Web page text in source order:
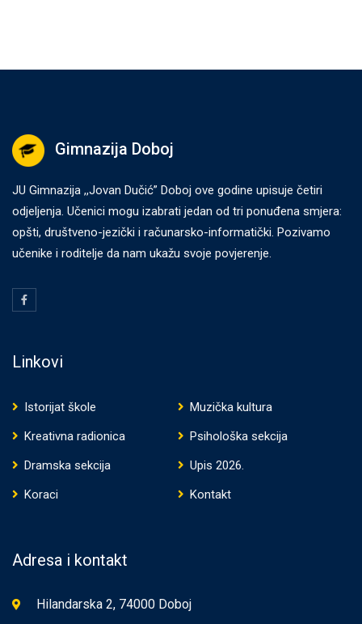
Gimnazija Doboj
JU Gimnazija ,,Jovan Dučić” Doboj ove godine upisuje četiri
odjeljenja. Učenici mogu izabrati jedan od tri ponuđena smjera:
opšti, društveno-jezički i računarsko-informatički. Pozivamo
učenike i roditelje da nam ukažu svoje povjerenje.
Linkovi
Istorijat škole
Muzička kultura
Kreativna radionica
Psihološka sekcija
Dramska sekcija
Upis 2026.
Koraci
Kontakt
Adresa i kontakt
Hilandarska 2, 74000 Doboj